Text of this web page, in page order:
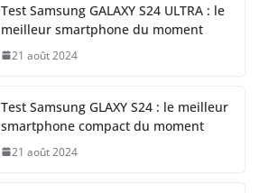
Test Samsung GALAXY S24 ULTRA : le
meilleur smartphone du moment
21 août 2024
Test Samsung GLAXY S24 : le meilleur
smartphone compact du moment
21 août 2024